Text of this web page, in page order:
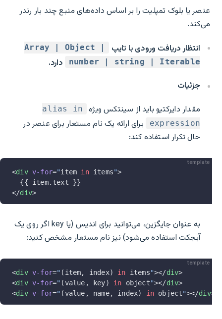
عنصر یا بلوک تمپلیت را بر اساس داده‌های منبع چند بار رندر
می‌کند.
انتظار دریافت ورودی با تایپ
Array | Object |
number | string | Iterable
دارد.
جزئیات
مقدار دایرکتیو باید از سینتکس ویژه
alias in
expression
برای ارائه یک نام مستعار برای عنصر در
حال تکرار استفاده کند:
template
<div v-for="item in items">
  {{ item.text }}
</div>
به عنوان جایگزین، می‌توانید برای اندیس (یا key اگر روی یک
آبجکت استفاده می‌شود) نیز نام مستعار مشخص کنید:
template
<div v-for=" (item, index) in items"></div>
<div v-for=" (value, key) in object"></div>
<div v-for=" (value, name, index) in object"></div>